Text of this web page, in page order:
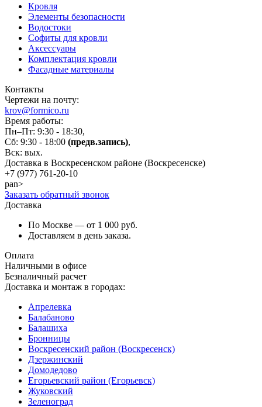
Кровля
Элементы безопасности
Водостоки
Софиты для кровли
Аксессуары
Комплектация кровли
Фасадные материалы
Контакты
Чертежи на почту:
krov@formico.ru
Время работы:
Пн–Пт: 9:30 - 18:30,
Сб: 9:30 - 18:00 (предв.запись),
Вск: вых.
Доставка в Воскресенском районе (Воскресенске)
+7 (977) 761-20-10
pan>
Заказать обратный звонок
Доставка
По Москве — от 1 000 руб.
Доставляем в день заказа.
Оплата
Наличными в офисе
Безналичный расчет
Доставка и монтаж в городах:
Апрелевка
Балабаново
Балашиха
Бронницы
Воскресенский район (Воскресенск)
Дзержинский
Домодедово
Егорьевский район (Егорьевск)
Жуковский
Зеленоград